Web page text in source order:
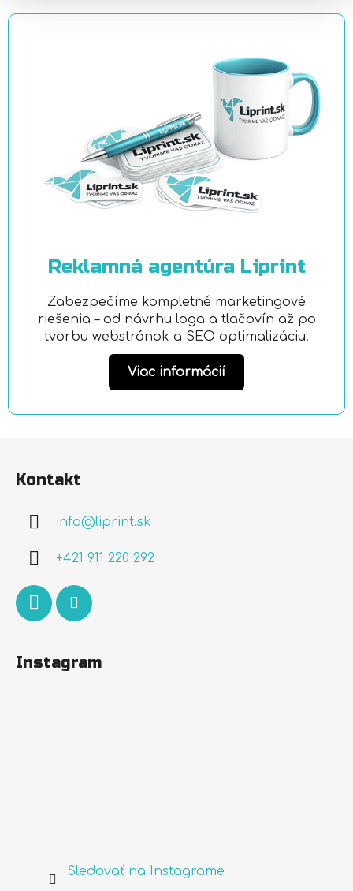
Reklamná agentúra Liprint
Zabezpečíme kompletné marketingové
riešenia – od návrhu loga a tlačovín až po
tvorbu webstránok a SEO optimalizáciu.
Viac informácií
Kontakt
info@liprint.sk
+421 911 220 292
Instagram
Sledovať na Instagrame